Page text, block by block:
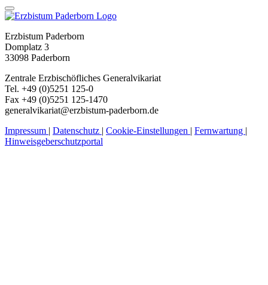
Erzbistum Paderborn
Domplatz 3
33098 Paderborn
Zentrale Erzbischöfliches Generalvikariat
Tel. +49 (0)5251 125-0
Fax +49 (0)5251 125-1470
generalvikariat@erzbistum-paderborn.de
Impressum | Datenschutz | Cookie-Einstellungen | Fernwartung |
Hinweisgeberschutzportal